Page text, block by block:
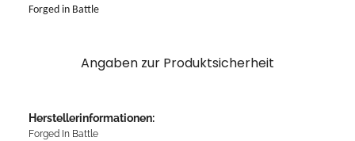
Forged in Battle
Angaben zur Produktsicherheit
Herstellerinformationen:
Forged In Battle